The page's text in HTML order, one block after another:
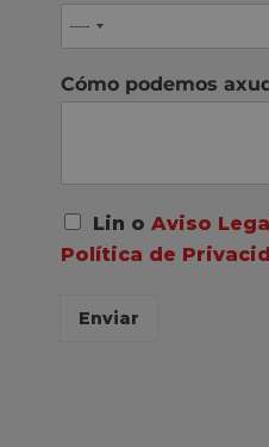
Cómo podemos
A
c
o
Lin o Aviso Legal
Política de
Enviar